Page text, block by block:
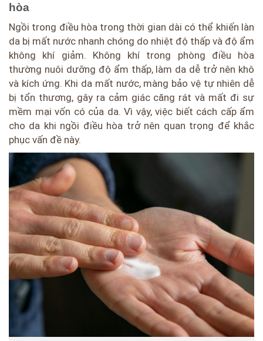
hòa
Ngồi trong điều hòa trong thời gian dài có thể khiến làn
da bị mất nước nhanh chóng do nhiệt độ thấp và độ ẩm
không khí giảm. Không khí trong phòng điều hòa
thường nuôi dưỡng độ ẩm thấp, làm da dễ trở nên khô
và kích ứng. Khi da mất nước, màng bảo vệ tự nhiên dễ
bị tổn thương, gây ra cảm giác căng rát và mất đi sự
mềm mại vốn có của da. Vì vậy, việc biết cách cấp ẩm
cho da khi ngồi điều hòa trở nên quan trọng để khắc
phục vấn đề này.